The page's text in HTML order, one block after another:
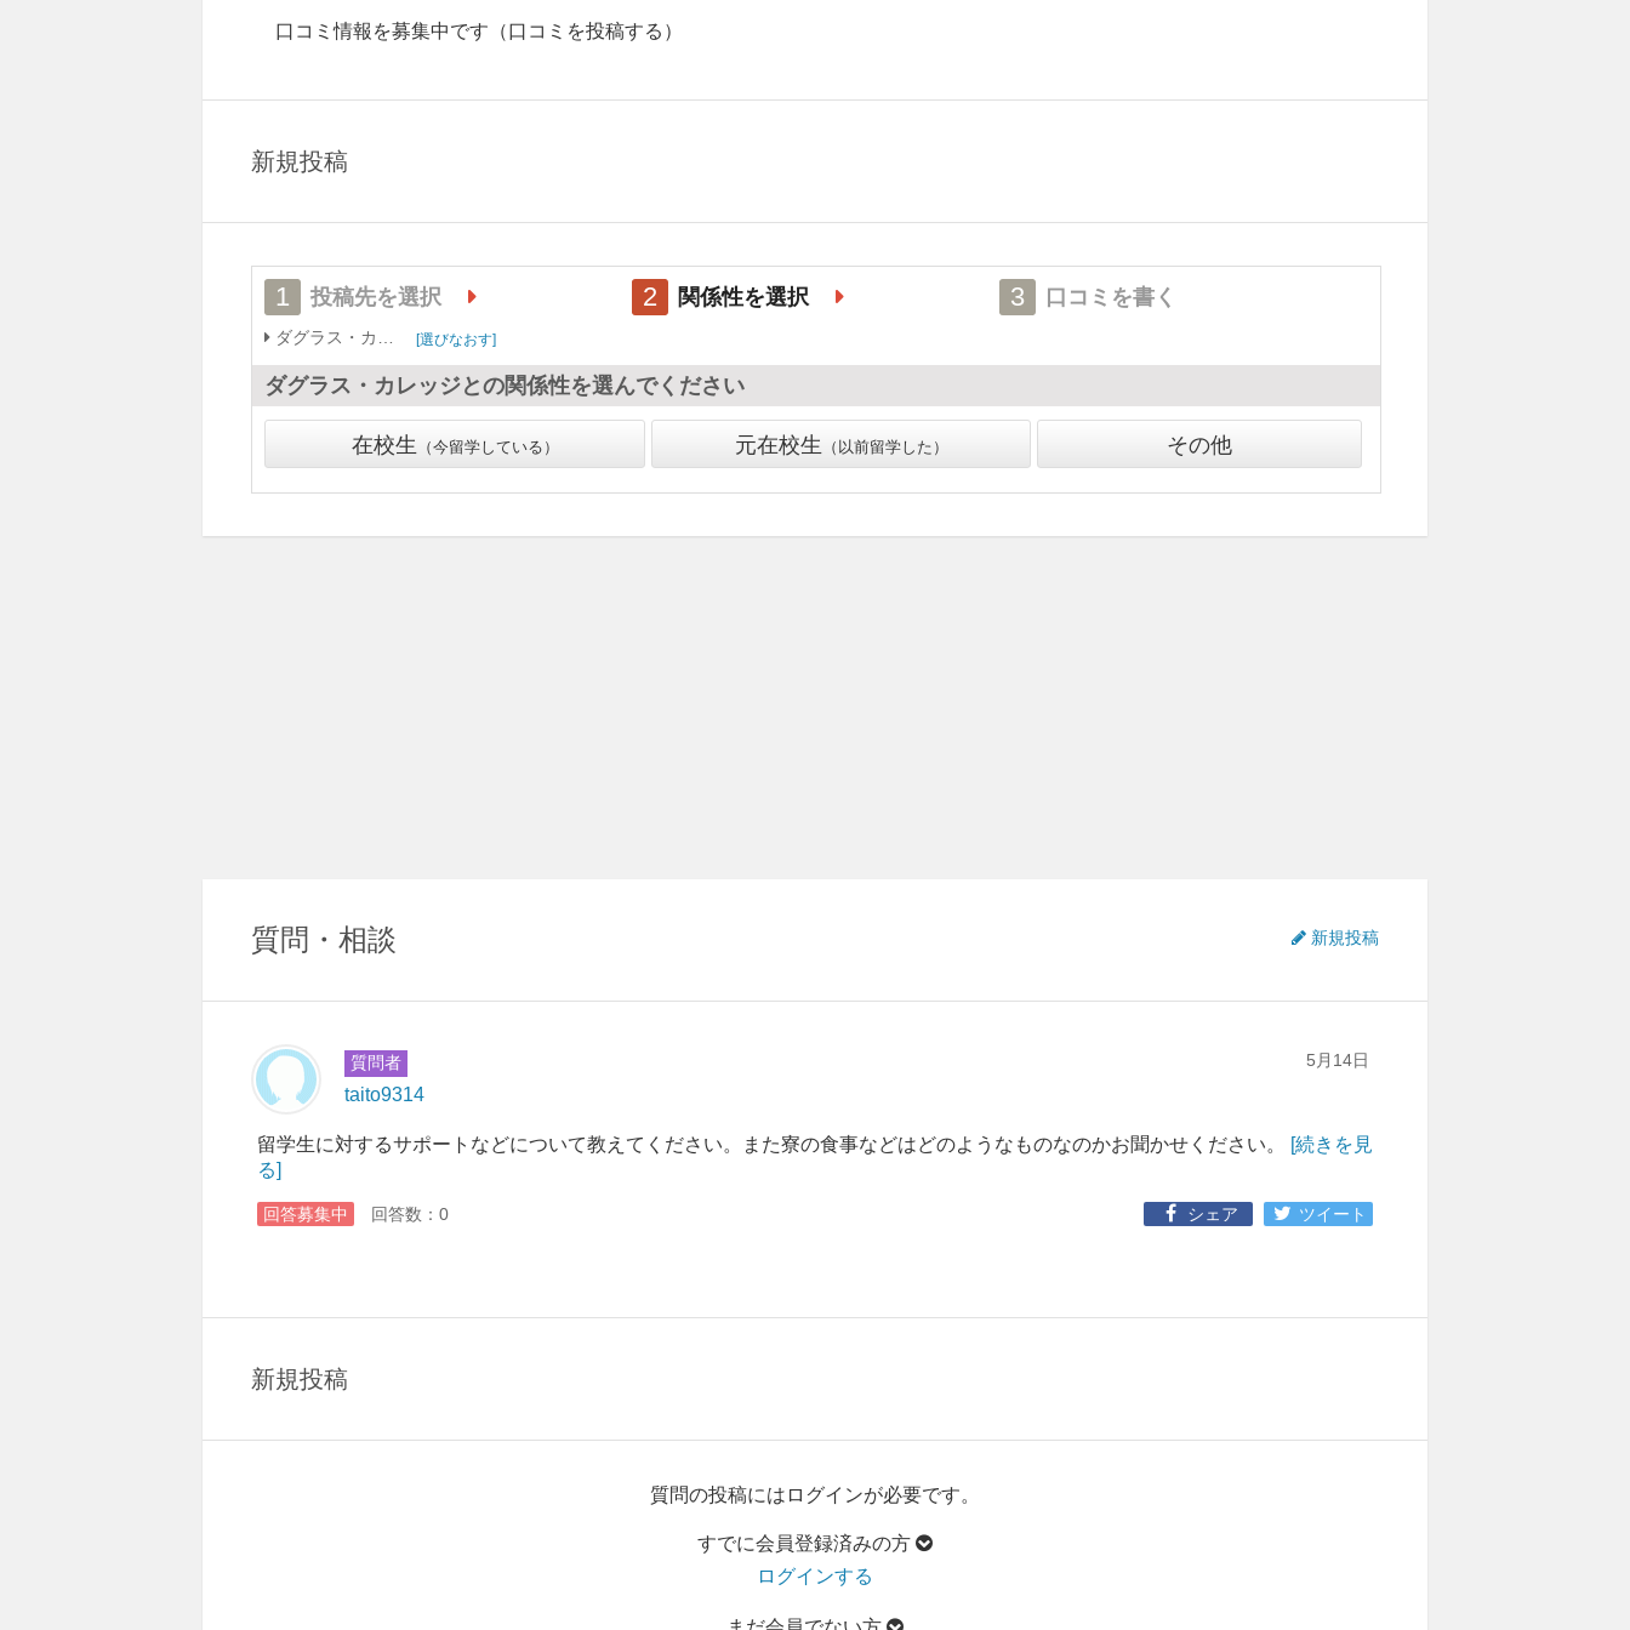
口コミ情報を募集中です （口コミを投稿する）
新規投稿
1 投稿先を選択
ダグラス・カレッジ 選びなおす
2 関係性を選択 3 口コミを書く
ダグラス・カレッジとの関係性を選んでください
在校生 今留学している 元在校生 以前留学した その他
質問・相談 新規投稿
質問者
taito9314
5月14日
留学生に対するサポートなどについて教えてください。また寮の食事などはどのようなものなのかお聞かせください。
[続きを見
る]
回答募集中 回答数：0 シェア ツイート
新規投稿
質問の投稿にはログインが必要です。
すでに会員登録済みの方
ログインする